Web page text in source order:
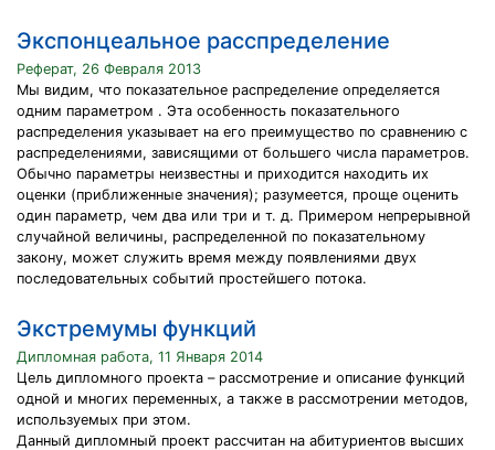
Экспонцеальное расспределение
Реферат, 26 Февраля 2013
Мы видим, что показательное распределение определяется
одним параметром . Эта особенность показательного
распределения указывает на его преимущество по сравнению с
распределениями, зависящими от большего числа параметров.
Обычно параметры неизвестны и приходится находить их
оценки (приближенные значения); разумеется, проще оценить
один параметр, чем два или три и т. д. Примером непрерывной
случайной величины, распределенной по показательному
закону, может служить время между появлениями двух
последовательных событий простейшего потока.
Экстремумы функций
Дипломная работа, 11 Января 2014
Цель дипломного проекта – рассмотрение и описание функций
одной и многих переменных, а также в рассмотрении методов,
используемых при этом.
Данный дипломный проект рассчитан на абитуриентов высших